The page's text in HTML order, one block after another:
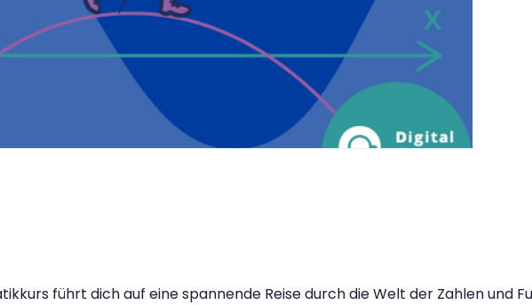
führt dich auf eine spannende Reise durch die Welt der Zahlen und